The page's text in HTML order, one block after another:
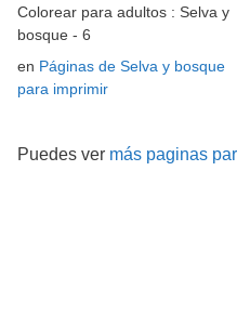
Colorear para adultos : Selva y
bosque - 6
en Páginas de Selva y bosque
para imprimir
Puedes ver más paginas